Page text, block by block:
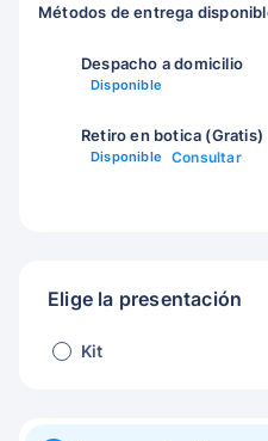
Métodos de entrega
Despacho a domicilio
Disponible
Retiro en botica (Gratis)
Disponible Consultar
Elige la presentación
Kit